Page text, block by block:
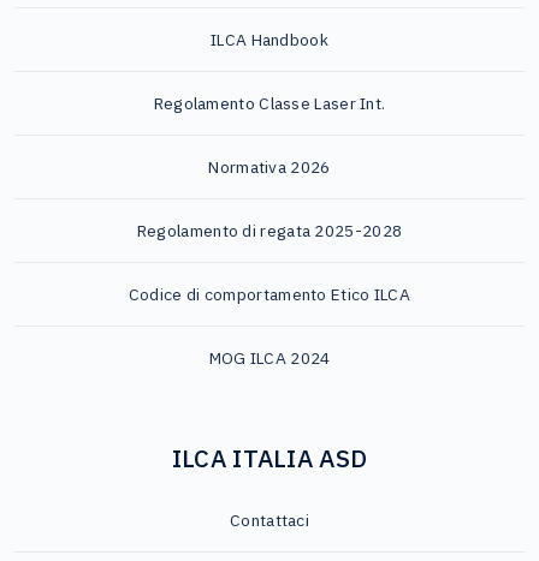
ILCA Handbook
Regolamento Classe Laser Int.
Normativa 2026
Regolamento di regata 2025-2028
Codice di comportamento Etico ILCA
MOG ILCA 2024
ILCA ITALIA ASD
Contattaci